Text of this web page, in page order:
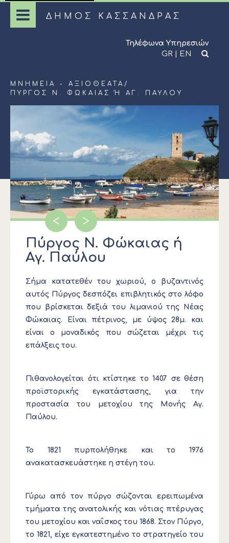
ΔΗΜΟΣ ΚΑΣΣΑΝΔΡΑΣ
Τηλέφωνα Υπηρεσιών
GR | EN
ΜΝΗΜΕΊΑ - ΑΞΙΟΘΈΑΤΑ /
ΠΎΡΓΟΣ Ν. ΦΏΚΑΙΑΣ Ή ΑΓ. ΠΑΎΛΟΥ
<
>
Πύργος Ν. Φώκαιας ή
Αγ. Παύλου
Σήμα κατατεθέν του χωριού, ο βυζαντινός
αυτός Πύργος δεσπόζει επιβλητικός στο λόφο
που βρίσκεται δεξιά του λιμανιού της Νέας
Φώκαιας. Είναι πέτρινος, με ύψος 28μ. και
είναι ο μοναδικός που σώζεται μέχρι τις
επάλξεις του.
Πιθανολογείται ότι κτίστηκε το 1407 σε θέση
προϊστορικής εγκατάστασης, για την
προστασία του μετοχίου της Μονής Αγ.
Παύλου.
Το 1821 πυρπολήθηκε και το 1976
ανακατασκευάστηκε η στέγη του.
Γύρω από τον πύργο σώζονται ερειπωμένα
τμήματα της ανατολικής και νότιας πτέρυγας
του μετοχίου και ναΐσκος του 1868. Στον Πύργο,
το 1821, είχε εγκατεστημένο το στρατηγείο του